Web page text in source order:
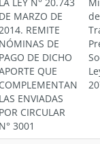
DE MARZO DE
REMITE
NÓMINAS DE
PAGO DE DICHO
QUE
COMPLEMENTAN
LAS ENVIADAS
POR CIRCULAR
N° 3001